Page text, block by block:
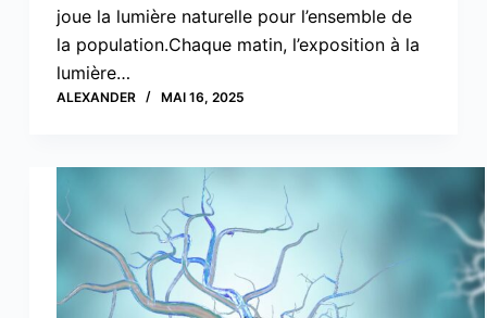
joue la lumière naturelle pour l’ensemble de
la population.Chaque matin, l’exposition à la
lumière…
ALEXANDER MAI 16, 2025